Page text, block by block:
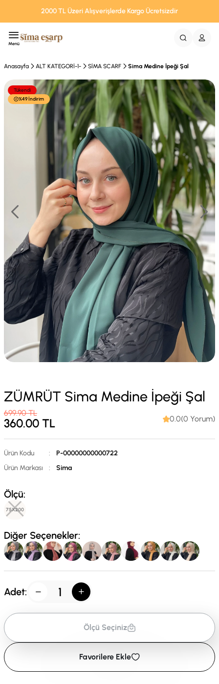
2000 TL Üzeri Alışverişlerde Kargo Ücretsizdir
Menü
Anasayfa ALT KATEGORİ-1- SİMA SCARF Sima Medine İpeği Şal
Tükendi
%49 İndirim
ZÜMRÜT Sima Medine İpeği Şal
699.90TL
360.00 TL 0.0(0 Yorum)
Ürün Kodu :
P-00000000000722
Ürün Markası
: Sima
Ölçü:
75X200
Diğer Seçenekler:
Adet:
Ölçü Seçiniz
Favorilere Ekle